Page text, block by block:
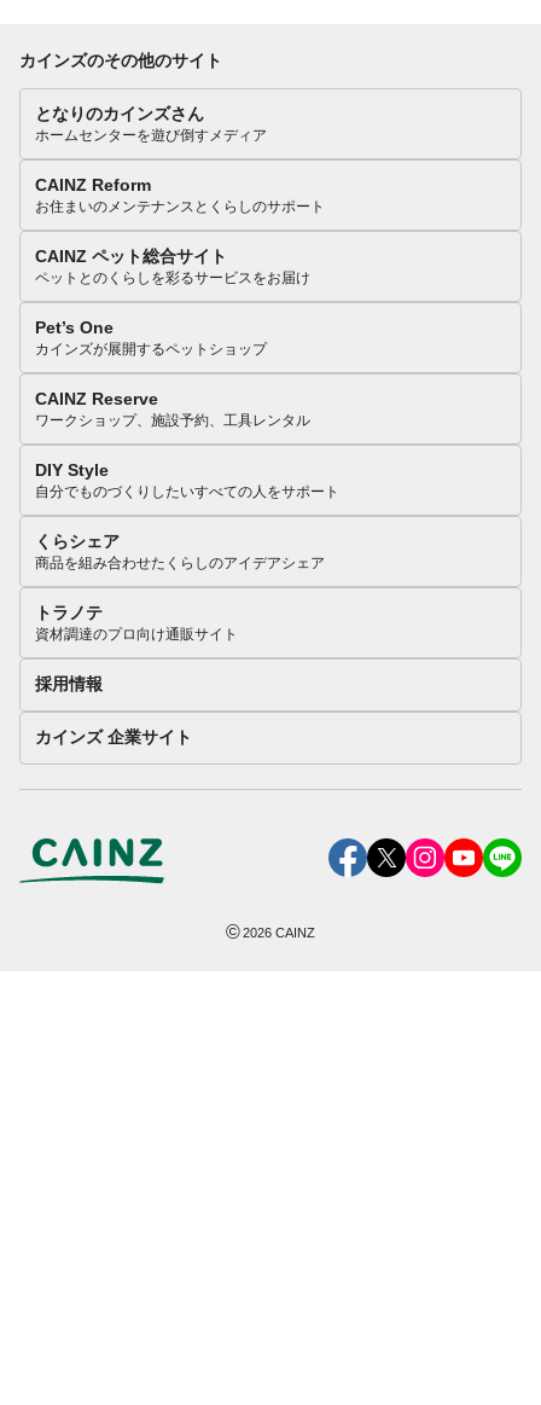
カインズのその他のサイト
となりのカインズさん
ホームセンターを遊び倒すメディア
CAINZ Reform
お住まいのメンテナンスとくらしのサポート
CAINZ ペット総合サイト
ペットとのくらしを彩るサービスをお届け
Pet’s One
カインズが展開するペットショップ
CAINZ Reserve
ワークショップ、施設予約、工具レンタル
DIY Style
自分でものづくりしたいすべての人をサポート
くらシェア
商品を組み合わせたくらしのアイデアシェア
トラノテ
資材調達のプロ向け通販サイト
採用情報
カインズ 企業サイト
©2026 CAINZ